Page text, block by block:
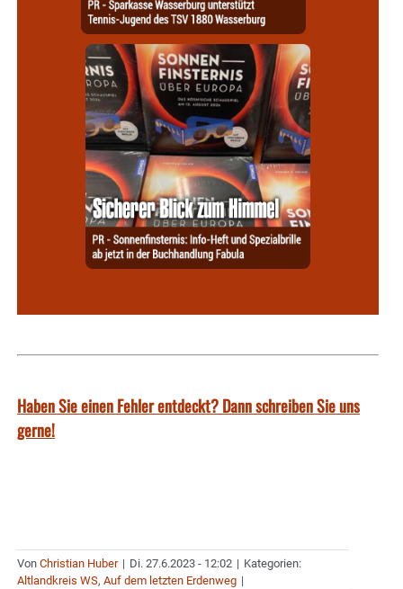
Haben Sie einen Fehler entdeckt? Dann schreiben Sie uns
gerne!
Von Christian Huber | Di. 27.6.2023 - 12:02 | Kategorien:
Altlandkreis WS, Auf dem letzten Erdenweg |